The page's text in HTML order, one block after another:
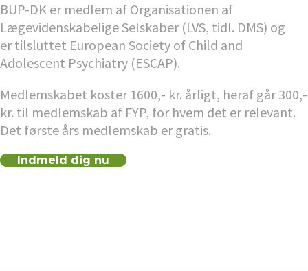
BUP-DK er medlem af Organisationen af
Lægevidenskabelige Selskaber (LVS, tidl. DMS) og
er tilsluttet European Society of Child and
Adolescent Psychiatry (ESCAP).
Medlemskabet koster 1600,- kr. årligt, heraf går 300,-
kr. til medlemskab af FYP, for hvem det er relevant.
Det første års medlemskab er gratis.
Indmeld dig nu